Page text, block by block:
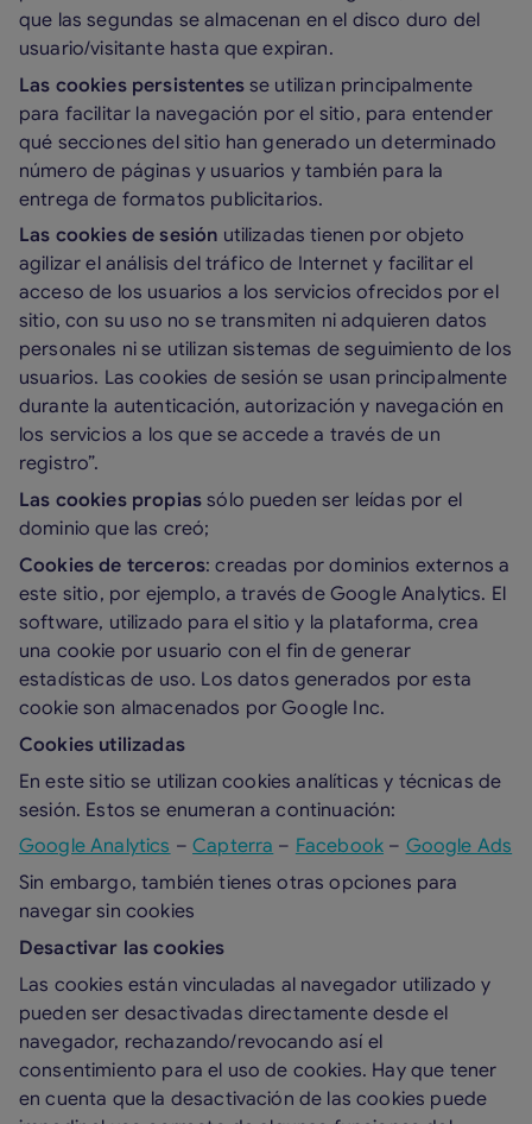
que las segundas se almacenan en el disco duro del
usuario/visitante hasta que expiran.
Las cookies persistentesse utilizan principalmente
para facilitar la navegación por el sitio, para entender
qué secciones del sitio han generado un determinado
número de páginas y usuarios y también para la
entrega de formatos publicitarios.
Las cookies de sesión utilizadas tienen por objeto
agilizar el análisis del tráfico de Internet y facilitar el
acceso de los usuarios a los servicios ofrecidos por el
sitio, con su uso no se transmiten ni adquieren datos
personales ni se utilizan sistemas de seguimiento de los
usuarios. Las cookies de sesión se usan principalmente
durante la autenticación, autorización y navegación en
los servicios a los que se accede a través de un
registro”.
Las cookies propias sólo pueden ser leídas por el
dominio que las creó;
Cookies de terceros: creadas por dominios externos a
este sitio, por ejemplo, a través de Google Analytics. El
software, utilizado para el sitio y la plataforma, crea
una cookie por usuario con el fin de generar
estadísticas de uso. Los datos generados por esta
cookie son almacenados por Google Inc.
Cookies utilizadas
En este sitio se utilizan cookies analíticas y técnicas de
sesión. Estos se enumeran a continuación:
Google Analytics –Capterra – Facebook – Google Ads
Sin embargo, también tienes otras opciones para
navegar sin cookies
Desactivar las cookies
Las cookies están vinculadas al navegador utilizado y
pueden ser desactivadas directamente desde el
navegador, rechazando/revocando así el
consentimiento para el uso de cookies. Hay que tener
en cuenta que la desactivación de las cookies puede